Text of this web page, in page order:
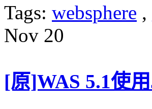
Tags: websphere ,
Nov 20
[原]WAS 5.1使